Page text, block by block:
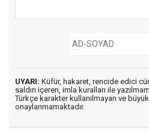
UYARI: Küfür, hakaret, rencide edici
saldırı içeren, imla kuralları ile
Türkçe karakter kullanılmayan ve
onaylanmamaktadır.